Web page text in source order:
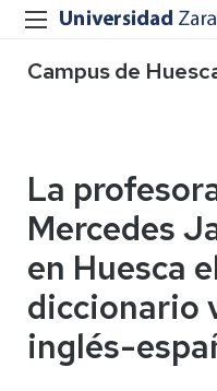
Campus de
La
Mercedes
en Huesca
diccionario
inglés-